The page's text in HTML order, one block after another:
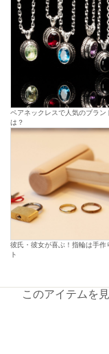
ペアネックレスで人気のブラン
は？
彼氏・彼女が喜ぶ！指輪は手作
ト
このアイテムを